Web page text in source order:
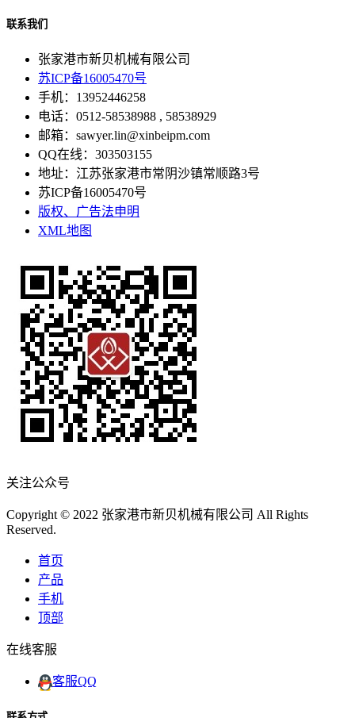
联系我们
张家港市新贝机械有限公司
苏ICP备16005470号
手机：13952446258
电话：0512-58538988 , 58538929
邮箱：sawyer.lin@xinbeipm.com
QQ在线：303503155
地址：江苏张家港市常阴沙镇常顺路3号
苏ICP备16005470号
版权、广告法申明
XML地图
关注公众号
Copyright © 2022 张家港市新贝机械有限公司 All Rights
Reserved.
首页
产品
手机
顶部
在线客服
客服QQ